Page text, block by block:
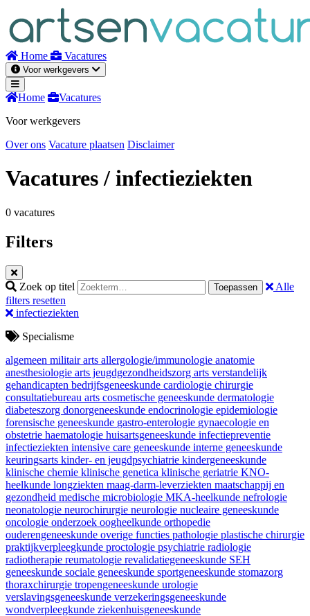
inhoud
Home Vacatures
Voor werkgevers
Home
Vacatures
Voor werkgevers
Over ons Vacature plaatsen Disclaimer
Vacatures/ infectieziekten
0 vacatures
Filters
Zoek op titel Toepassen
Alle
filters resetten
infectieziekten
Specialisme
algemeen militair arts allergologie/immunologie anatomie
anesthesiologie arts jeugdgezondheidszorg arts verstandelijk
gehandicapten bedrijfsgeneeskunde cardiologie chirurgie
consultatiebureau arts cosmetische geneeskunde dermatologie
diabeteszorg donorgeneeskunde endocrinologie epidemiologie
forensische geneeskunde gastro-enterologie gynaecologie en
obstetrie haematologie huisartsgeneeskunde infectiepreventie
infectieziekten intensive care geneeskunde interne geneeskunde
keuringsarts kinder- en jeugdpsychiatrie kindergeneeskunde
klinische chemie klinische genetica klinische geriatrie KNO-
heelkunde longziekten maag-darm-leverziekten maatschappij en
gezondheid medische microbiologie MKA-heelkunde nefrologie
neonatologie neurochirurgie neurologie nucleaire geneeskunde
oncologie onderzoek oogheelkunde orthopedie
ouderengeneeskunde overige functies pathologie plastische chirurgie
praktijkverpleegkunde proctologie psychiatrie radiologie
radiotherapie reumatologie revalidatiegeneeskunde SEH
geneeskunde sociale geneeskunde sportgeneeskunde stomazorg
thoraxchirurgie tropengeneeskunde urologie
verslavingsgeneeskunde verzekeringsgeneeskunde
wondverpleegkunde ziekenhuisgeneeskunde